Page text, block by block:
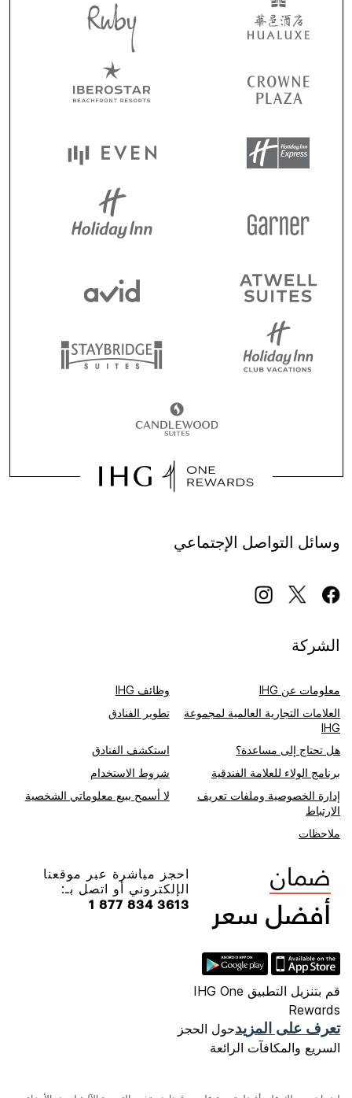
وسائل التواصل الإجتماعي
الشركة
معلومات عن IHG
وظائف IHG
العلامات التجارية العالمية لمجموعة
IHG
تطوير الفنادق
هل تحتاج إلى مساعدة؟
استكشف الفنادق
برنامج الولاء للعلامة الفندقية
شروط الاستخدام
إدارة الخصوصية وملفات تعريف
الارتباط
لا أسمح ببيع معلوماتي الشخصية
ملاحظات
احجز مباشرة عبر موقعنا
الإلكتروني أو اتصل بـ:
1 877 834 3613
قم بتنزيل التطبيق IHG One
Rewards
تعرف على المزيدحول الحجز
السريع والمكافآت الرائعة